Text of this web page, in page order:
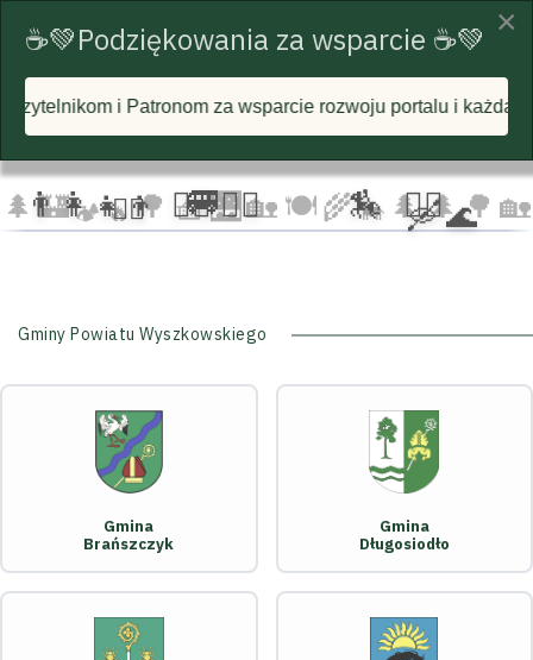
☁️ 🦅
☁️
🦅 🦅 ☁️
🌲🏰🏕️ 🔥🌳 🧺🌉🏡 🍽️🌾🐄 🌲 🌲🌳 🏡
🚐 🚴‍♂️
🏇 🛶 🌊
🚴‍♀️ 🏃‍♂️ 🏃‍♀️
Gminy Powiatu Wyszkowskiego
Gmina
Brańszczyk
Gmina
Długosiodło
×
☕💚Podziękowania za wsparcie ☕💚
rozwoju portalu i każdą postawioną wirtualną kawę!